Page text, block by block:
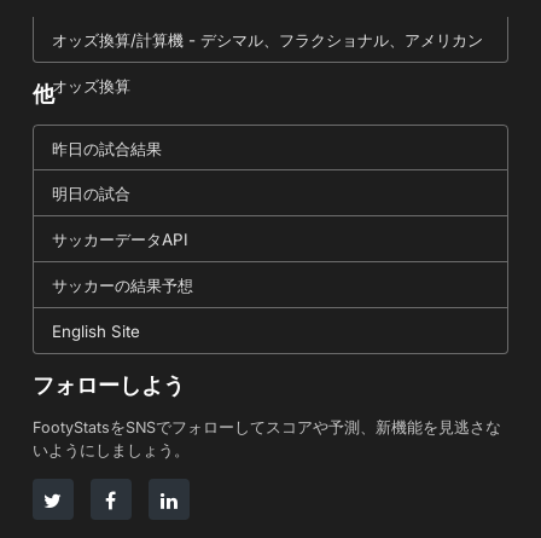
オッズ換算/計算機 - デシマル、フラクショナル、アメリカン
オッズ換算
他
昨日の試合結果
明日の試合
サッカーデータAPI
サッカーの結果予想
English Site
フォローしよう
FootyStatsをSNSでフォローしてスコアや予測、新機能を見逃さな
いようにしましょう。